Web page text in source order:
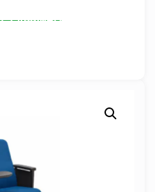
CARRINHO